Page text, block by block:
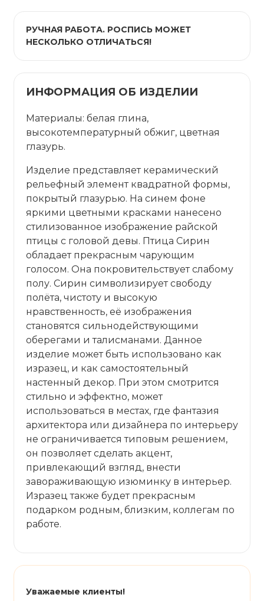
РУЧНАЯ РАБОТА. РОСПИСЬ МОЖЕТ
НЕСКОЛЬКО ОТЛИЧАТЬСЯ!
ИНФОРМАЦИЯ ОБ ИЗДЕЛИИ
Материалы: белая глина,
высокотемпературный обжиг, цветная
глазурь.
Изделие представляет керамический
рельефный элемент квадратной формы,
покрытый глазурью. На синем фоне
яркими цветными красками нанесено
стилизованное изображение райской
птицы с головой девы. Птица Сирин
обладает прекрасным чарующим
голосом. Она покровительствует слабому
полу. Сирин символизирует свободу
полёта, чистоту и высокую
нравственность, её изображения
становятся сильнодействующими
оберегами и талисманами. Данное
изделие может быть использовано как
изразец, и как самостоятельный
настенный декор. При этом смотрится
стильно и эффектно, может
использоваться в местах, где фантазия
архитектора или дизайнера по интерьеру
не ограничивается типовым решением,
он позволяет сделать акцент,
привлекающий взгляд, внести
завораживающую изюминку в интерьер.
Изразец также будет прекрасным
подарком родным, близким, коллегам по
работе.
Уважаемые клиенты!